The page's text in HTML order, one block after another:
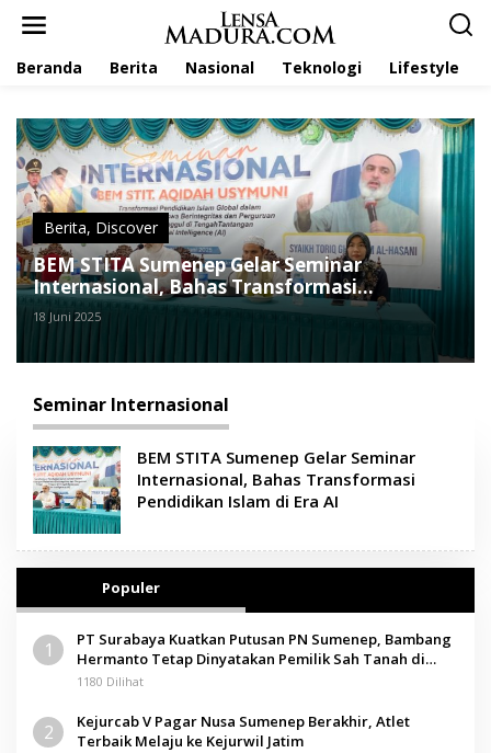
Beranda Berita Nasional Teknologi Lifestyle
Berita, Discover
BEM STITA Sumenep Gelar Seminar
Internasional, Bahas Transformasi
Pendidikan Islam di Era AI
18 Juni 2025
Seminar Internasional
BEM STITA Sumenep Gelar Seminar
Internasional, Bahas Transformasi
Pendidikan Islam di Era AI
Populer
1
PT Surabaya Kuatkan Putusan PN Sumenep, Bambang
Hermanto Tetap Dinyatakan Pemilik Sah Tanah di
Pamolokan
1180 Dilihat
2
Kejurcab V Pagar Nusa Sumenep Berakhir, Atlet
Terbaik Melaju ke Kejurwil Jatim